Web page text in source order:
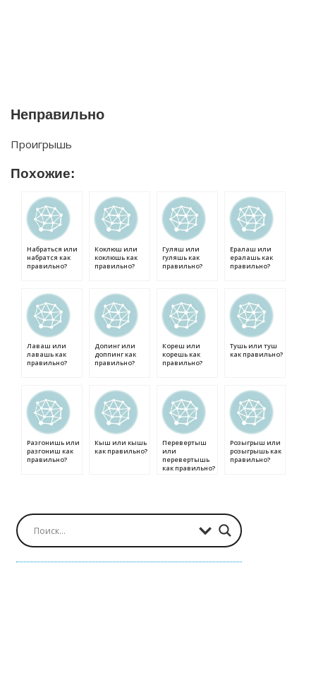
Неправильно
Проигрышь
Похожие:
Набраться или
набратся как
правильно?
Коклюш или
коклюшь как
правильно?
Гуляш или
гуляшь как
правильно?
Ералаш или
ералашь как
правильно?
Лаваш или
лавашь как
правильно?
Допинг или
доппинг как
правильно?
Кореш или
корешь как
правильно?
Тушь или туш
как правильно?
Разгонишь или
разгониш как
правильно?
Кыш или кышь
как правильно?
Перевертыш
или
перевертышь
как правильно?
Розыгрыш или
розыгрышь как
правильно?